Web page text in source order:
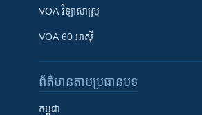
VOA ​វិទ្យាសាស្ត្រ
VOA 60 អាស៊ី
ព័ត៌មាន​តាមប្រធានបទ​
កម្ពុជា